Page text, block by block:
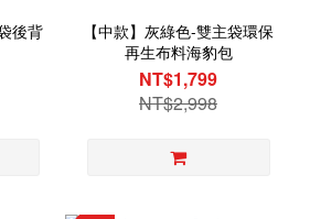
後背
【中款】灰綠色-雙主袋環保
再生布料海豹包
NT$1,799
NT$2,998